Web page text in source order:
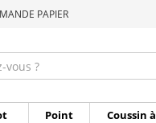
PAPIER
Point
Coussin à